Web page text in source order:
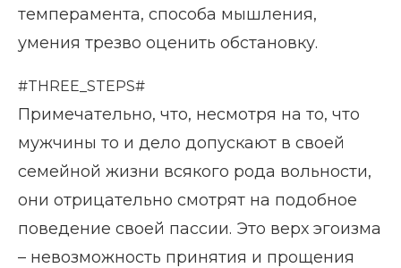
темперамента, способа мышления,
умения трезво оценить обстановку.
#THREE_STEPS#
Примечательно, что, несмотря на то, что
мужчины то и дело допускают в своей
семейной жизни всякого рода вольности,
они отрицательно смотрят на подобное
поведение своей пассии. Это верх эгоизма
– невозможность принятия и прощения